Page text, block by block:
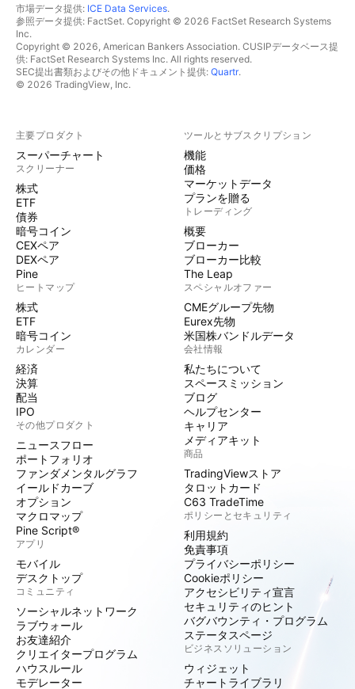
市場データ提供: ICE Data Services.
参照データ提供: FactSet. Copyright © 2026 FactSet Research Systems
Inc.
Copyright © 2026, American Bankers Association. CUSIPデータベース提
供: FactSet Research Systems Inc. All rights reserved.
SEC提出書類およびその他ドキュメント提供: Quartr.
© 2026 TradingView, Inc.
主要プロダクト
スーパーチャート
スクリーナー
株式
ETF
債券
暗号コイン
CEXペア
DEXペア
Pine
ヒートマップ
株式
ETF
暗号コイン
カレンダー
経済
決算
配当
IPO
その他プロダクト
ニュースフロー
ポートフォリオ
ファンダメンタルグラフ
イールドカーブ
オプション
マクロマップ
Pine Script®
アプリ
モバイル
デスクトップ
コミュニティ
ソーシャルネットワーク
ラブウォール
お友達紹介
クリエイタープログラム
ハウスルール
モデレーター
ツールとサブスクリプション
機能
価格
マーケットデータ
プランを贈る
トレーディング
概要
ブローカー
ブローカー比較
The Leap
スペシャルオファー
CMEグループ先物
Eurex先物
米国株バンドルデータ
会社情報
私たちについて
スペースミッション
ブログ
ヘルプセンター
キャリア
メディアキット
商品
TradingViewストア
タロットカード
C63 TradeTime
ポリシーとセキュリティ
利用規約
免責事項
プライバシーポリシー
Cookieポリシー
アクセシビリティ宣言
セキュリティのヒント
バグバウンティ・プログラム
ステータスページ
ビジネスソリューション
ウィジェット
チャートライブラリ